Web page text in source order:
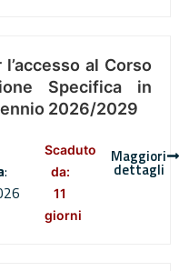
al Corso
Specifica in
2026/2029
:
Scaduto
da:
11
giorni
Maggiori
dettagli